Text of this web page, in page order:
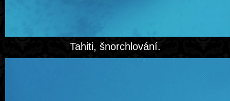
Tahiti, šnorchlování.